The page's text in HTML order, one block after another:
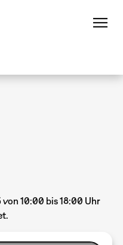
von 10:00 bis 18:00 Uhr